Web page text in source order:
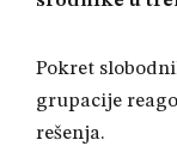
Pokret
grupacije
rešenja.